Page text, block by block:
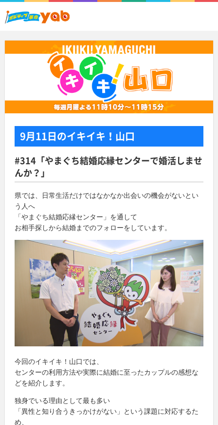
9月11日のイキイキ！山口
#314「やまぐち結婚応縁センターで婚活しませ
んか？」
県では、日常生活だけではなかなか出会いの機会がないとい
う人へ
「やまぐち結婚応縁センター」を通して
お相手探しから結婚までのフォローをしています。
今回のイキイキ！山口では、
センターの利用方法や実際に結婚に至ったカップルの感想な
どを紹介します。
独身でいる理由として最も多い
「異性と知り合うきっかけがない」という課題に対応するた
め、